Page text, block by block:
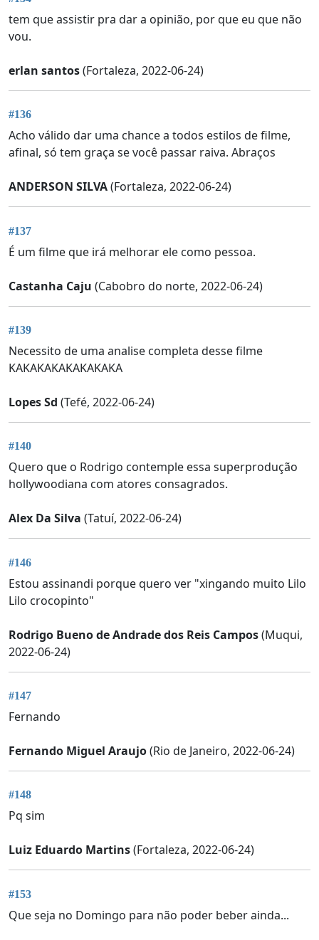
tem que assistir pra dar a opinião, por que eu que não
vou.
erlan santos(Fortaleza, 2022-06-24)
#136
Acho válido dar uma chance a todos estilos de filme,
afinal, só tem graça se você passar raiva. Abraços
ANDERSON SILVA(Fortaleza, 2022-06-24)
#137
É um filme que irá melhorar ele como pessoa.
Castanha Caju (Cabobro do norte, 2022-06-24)
#139
Necessito de uma analise completa desse filme
KAKAKAKAKAKAKAKA
Lopes Sd (Tefé, 2022-06-24)
#140
Quero que o Rodrigo contemple essa superprodução
hollywoodiana com atores consagrados.
Alex Da Silva (Tatuí, 2022-06-24)
#146
Estou assinandi porque quero ver "xingando muito Lilo
Lilo crocopinto"
Rodrigo Bueno de Andrade dos Reis Campos(Muqui,
2022-06-24)
#147
Fernando
Fernando Miguel Araujo(Rio de Janeiro, 2022-06-24)
#148
Pq sim
Luiz Eduardo Martins(Fortaleza, 2022-06-24)
#153
Que seja no Domingo para não poder beber ainda...